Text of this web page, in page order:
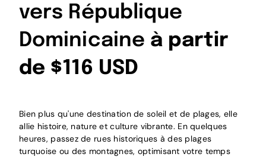
vers République
Dominicaine à partir
de $116 USD
Bien plus qu'une destination de soleil et de plages, elle
allie histoire, nature et culture vibrante. En quelques
heures, passez de rues historiques à des plages
turquoise ou des montagnes, optimisant votre temps